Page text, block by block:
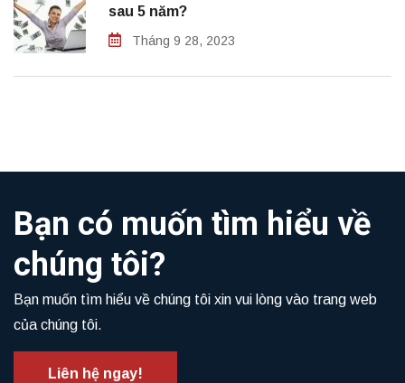
sau 5 năm?
Tháng 9 28, 2023
Bạn có muốn tìm hiểu về
chúng tôi?
Bạn muốn tìm hiểu về chúng tôi xin vui lòng vào trang web
của chúng tôi.
Liên hệ ngay!